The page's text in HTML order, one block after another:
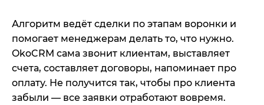
Алгоритм ведёт сделки по этапам воронки и
помогает менеджерам делать то, что нужно.
OkoCRM сама звонит клиентам, выставляет
счета, составляет договоры, напоминает про
оплату. Не получится так, чтобы про клиента
забыли — все заявки отработают вовремя.